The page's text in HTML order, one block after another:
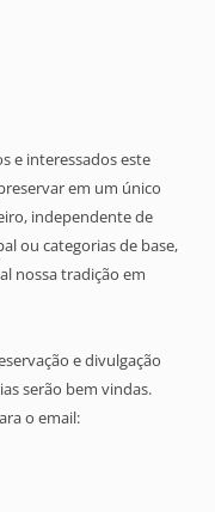
e interessados este
em um único
independente de
ou categorias de base,
nossa tradição em
e divulgação
serão bem vindas.
o email: